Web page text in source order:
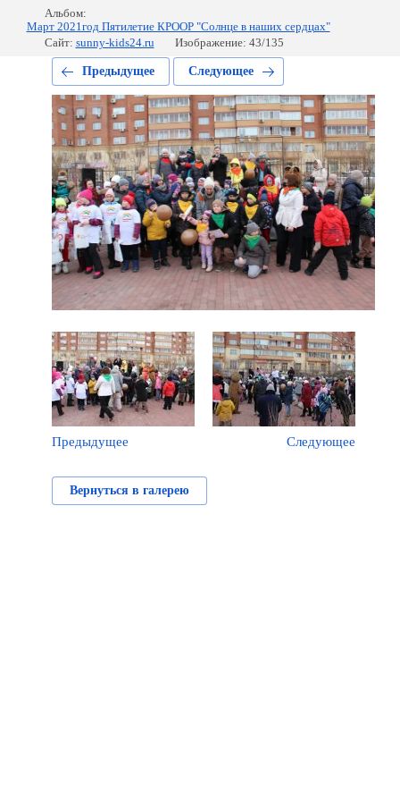
Альбом:
Март 2021год Пятилетие КРООР "Солнце в наших сердцах"
Сайт: sunny-kids24.ru Изображение: 43/135
Предыдущее Следующее
Предыдущее Следующее
Вернуться в галерею